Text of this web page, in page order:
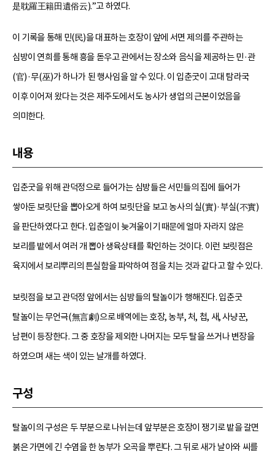
是耽羅王籍田遺俗云).”고 하였다.
이 기록을 통해 민(民)을 대표하는 호장이 앞에 서면 제의를 주관하는
심방이 연희를 통해 흥을 돋우고 관에서는 장소와 음식을 제공하는 민·관
(官)·무(巫)가 하나가 된 행사임을 알 수 있다. 이 입춘굿이 고대 탐라국
이후 이어져 왔다는 것은 제주도에서도 농사가 생업의 근본이었음을
의미한다.
내용
입춘굿을 위해 관덕정으로 들어가는 심방들은 서민들의 집에 들어가
쌓아둔 보릿단을 뽑아오게 하여 보릿단을 보고 농사의 실(實)·부실(不實)
을 판단하였다고 한다. 입춘일이 늦겨울이기 때문에 얼마 자라지 않은
보리를 밭에서 여러 개 뽑아 생육상태를 확인하는 것이다. 이런 보릿점은
육지에서 보리뿌리의 튼실함을 파악하여 점을 치는 것과 같다고 할 수 있다.
보릿점을 보고 관덕정 앞에서는 심방들의 탈놀이가 행해진다. 입춘굿
탈놀이는 무언극(無言劇)으로 배역에는 호장, 농부, 처, 첩, 새, 사냥꾼,
남편이 등장한다. 그 중 호장을 제외한 나머지는 모두 탈을 쓰거나 변장을
하였으며 새는 색이 있는 날개를 하였다.
구성
탈놀이의 구성은 두 부분으로 나뉘는데 앞부분은 호장이 쟁기로 밭을 갈면
붉은 가면에 긴 수염을 한 농부가 오곡을 뿌린다. 그 뒤로 새가 날아와 씨를